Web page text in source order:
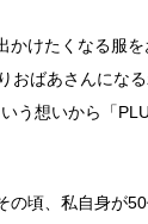
かけたくなる服
おばあさんにな
う想いから「
の頃、私自身が